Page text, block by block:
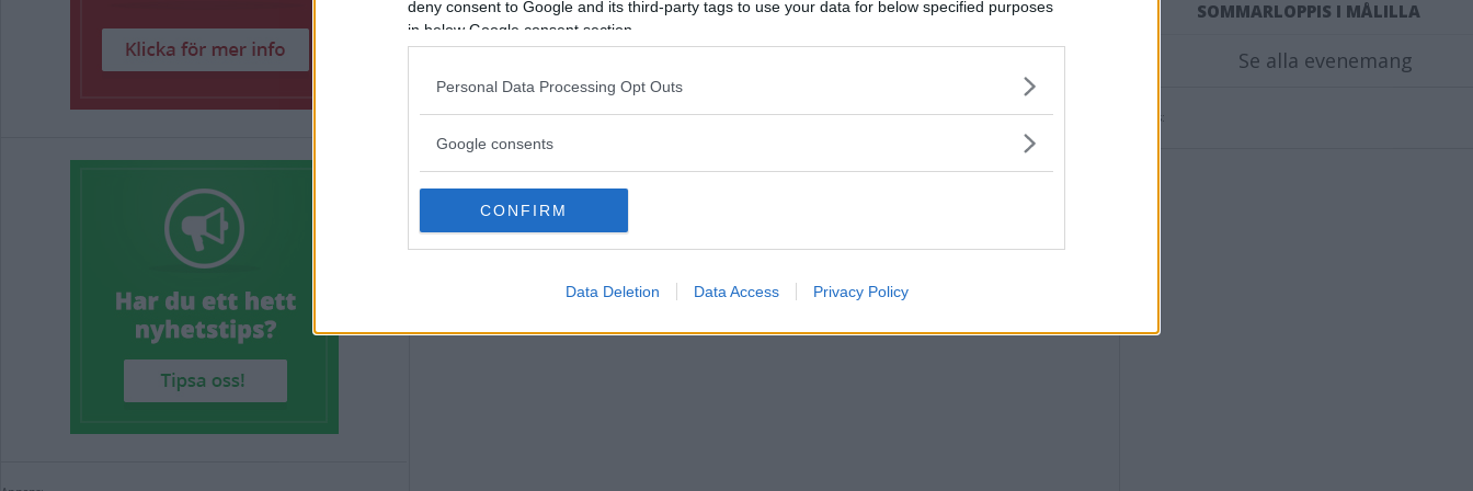
deny consent to Google and its third-party tags to use your data for below specified purposes
in below Google consent section.
Personal Data Processing Opt Outs
Google consents
CONFIRM
Data Deletion Data Access Privacy Policy
"Det ramlar bara på"
INNEBANDY 20 december 2024 21.18
Annons:
SOMMARLOPPIS I MÅLILLA
Se alla evenemang
Annons: